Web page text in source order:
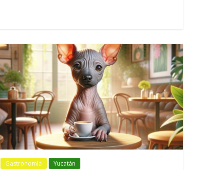
Gastronomía Yucatán